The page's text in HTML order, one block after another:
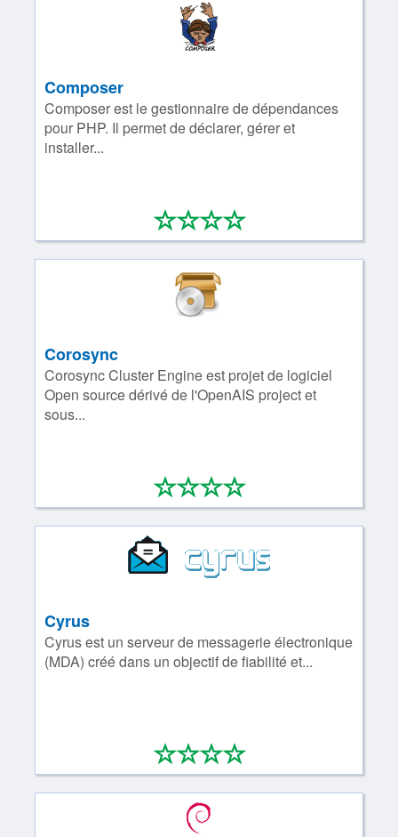
Composer
Composer est le gestionnaire de dépendances
pour PHP. Il permet de déclarer, gérer et
installer...
****
0/4
Corosync
Corosync Cluster Engine est projet de logiciel
Open source dérivé de l'OpenAIS project et
sous...
****
0/4
Cyrus
Cyrus est un serveur de messagerie électronique
(MDA) créé dans un objectif de fiabilité et...
****
0/4